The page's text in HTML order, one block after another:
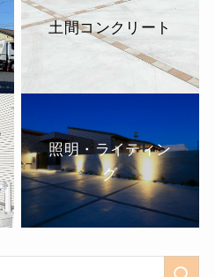
土間コンクリート
照明・ライティン
グ